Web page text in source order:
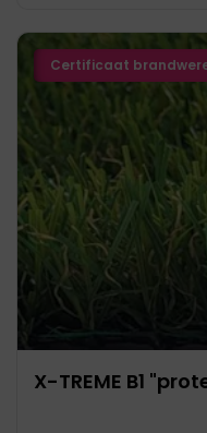
Certificaat
X-TREME B1